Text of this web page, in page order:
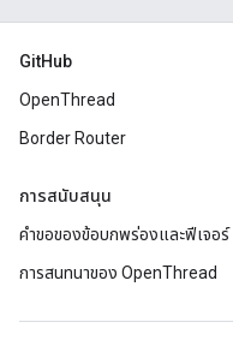
GitHub
OpenThread
Border Router
การสนับสนุน
คำขอของข้อบกพร่องและฟีเจอร์
การสนทนาของ OpenThread